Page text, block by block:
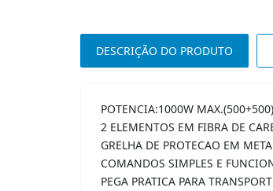
DESCRIÇÃO DO PRODUTO
POTENCIA:1000W MAX.(500+500)
2 ELEMENTOS EM FIBRA DE
GRELHA DE PROTECAO EM
COMANDOS SIMPLES E
PEGA PRATICA PARA